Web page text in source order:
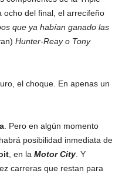
ocho del final, el arrecifeño
que ya habían ganado las
Hunter-Reay o Tony
el choque. En apenas un
. Pero en algún momento
posibilidad inmediata de
, en la Motor City. Y
carreras que restan para